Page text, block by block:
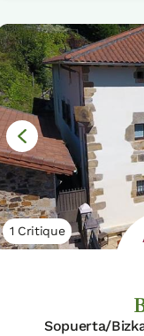
1 Critique
Sopuerta/